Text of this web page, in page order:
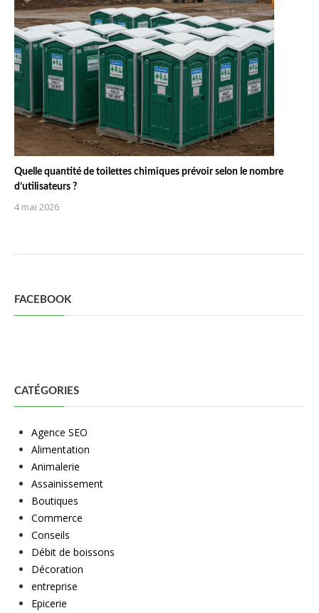
Quelle quantité de toilettes chimiques prévoir selon le nombre
d’utilisateurs ?
4 mai 2026
FACEBOOK
CATÉGORIES
Agence SEO
Alimentation
Animalerie
Assainissement
Boutiques
Commerce
Conseils
Débit de boissons
Décoration
entreprise
Epicerie